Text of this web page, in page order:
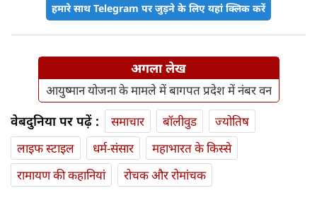
हमारे साथ Telegram पर जुड़ने के लिए यहां क्लिक करें
अगला लेख
आयुष्मान योजना के मामले में बागपत प्रदेश में नंबर वन
वेबदुनिया पर पढ़ें : समाचार बॉलीवुड
ज्योतिष
लाइफ स्‍टाइल
धर्म-संसार
महाभारत के किस्से
रामायण की कहानियां
रोचक और रोमांचक